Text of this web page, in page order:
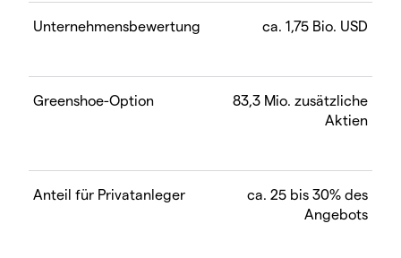
Unternehmensbewertung ca. 1,75 Bio. USD
Greenshoe-Option
83,3 Mio. zusätzliche
Aktien
Anteil für Privatanleger
ca. 25 bis 30% des
Angebots